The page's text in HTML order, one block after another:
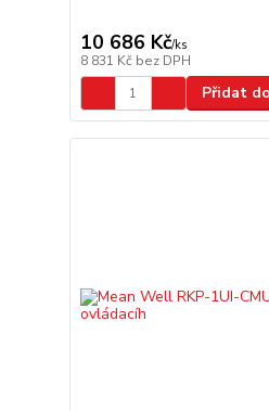
10 686 Kč/ks
8 831 Kč bez DPH
Přidat